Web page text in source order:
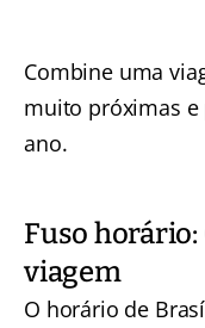
Combine uma
muito próximas e
ano.
Fuso horário:
viagem
O horário de